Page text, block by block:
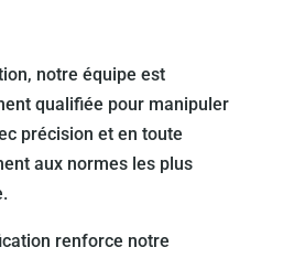
notre équipe est
qualifiée pour manipuler
précision et en toute
aux normes les plus
renforce notre